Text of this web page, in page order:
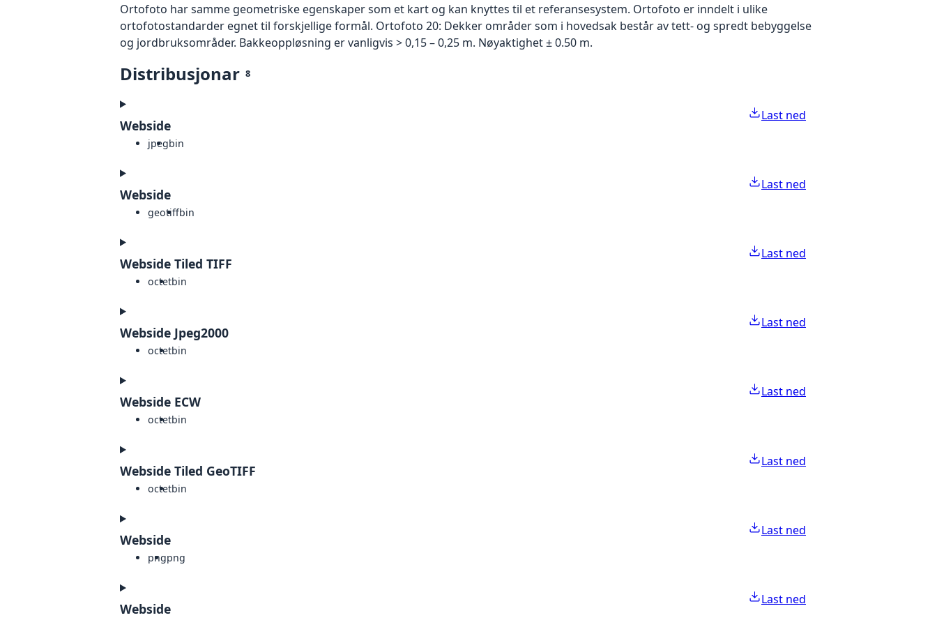
Ortofoto har samme geometriske egenskaper som et kart og kan knyttes til et referansesystem. Ortofoto er inndelt i ulike
ortofotostandarder egnet til forskjellige formål. Ortofoto 20: Dekker områder som i hovedsak består av tett- og spredt bebyggelse
og jordbruksområder. Bakkeoppløsning er vanligvis > 0,15 – 0,25 m. Nøyaktighet ± 0.50 m.
Distribusjonar 8
Webside
jpegbin
Last ned
Webside
geotiffbin
Last ned
Webside Tiled TIFF
octetbin
Last ned
Webside Jpeg2000
octetbin
Last ned
Webside ECW
octetbin
Last ned
Webside Tiled GeoTIFF
octetbin
Last ned
Webside
pngpng
Last ned
Webside
Last ned